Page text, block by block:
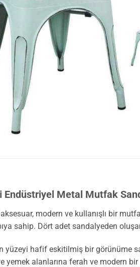
Endüstriyel Metal Mutfak
modern ve kullanışlı bir
sahip. Dört adet sandalyeden
yüzeyi hafif eskitilmiş bir görünüme
yemek alanlarına ferah ve modern